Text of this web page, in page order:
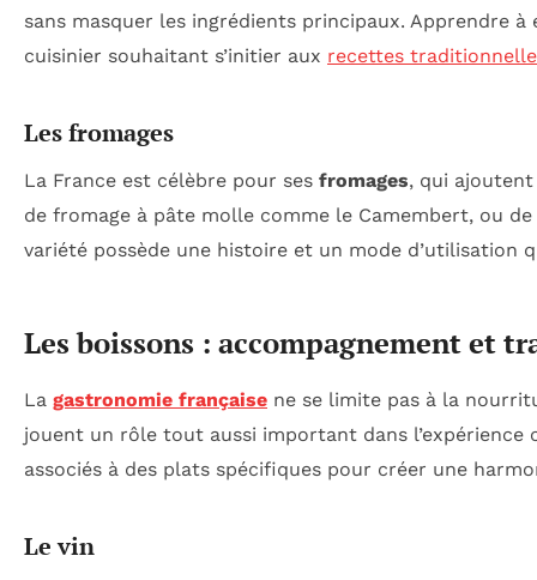
sans masquer les ingrédients principaux. Apprendre
cuisinier souhaitant s’initier aux recettes
Les fromages
La France est célèbre pour ses fromages, qui ajoutent
de fromage à pâte molle comme le Camembert, ou
variété possède une histoire et un mode d’utilisation
Les boissons : accompagnement et
La gastronomie française ne se limite pas à la
jouent un rôle tout aussi important dans
associés à des plats spécifiques pour créer une
Le vin